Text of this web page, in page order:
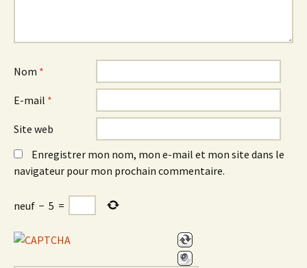
Nom *
E-mail *
Site web
Enregistrer mon nom, mon e-mail et mon site dans le
navigateur pour mon prochain commentaire.
neuf − 5 =